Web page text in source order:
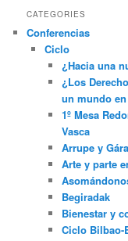
CATEGORIES
Conferencias
Ciclo
¿Hacia una
¿Los
un mundo
1º Mesa
Vasca
Arrupe y
Arte y parte
Begiradak
Bienestar y
Ciclo Bilbao-